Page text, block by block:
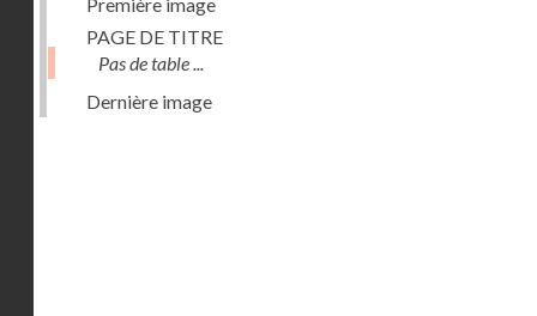
PAGE DE TITRE
Pas de table ...
Dernière image